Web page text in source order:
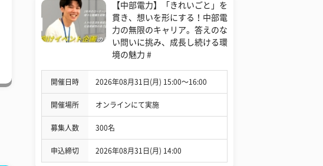
【中部電力】「きれいごと」を
貫き、想いを形にする！中部電
力の無限のキャリア。答えのな
い問いに挑み、成長し続ける環
境の魅力 #
開催日時 2026年08月31日(月) 15:00〜16:00
開催場所 オンラインにて実施
募集人数 300名
申込締切 2026年08月31日(月) 14:00